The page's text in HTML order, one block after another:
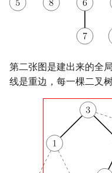
最大团搜索算法
图上随机游走
第二张图是建出来的全
线是重边，每一棵二叉